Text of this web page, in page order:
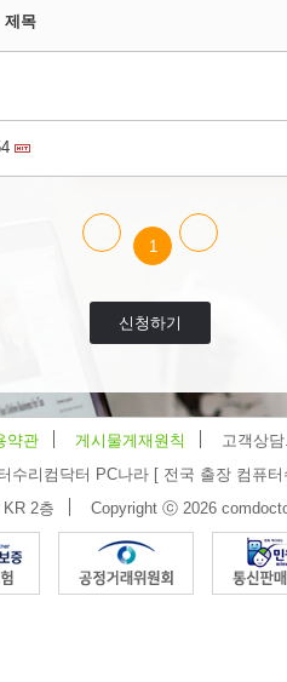
제목
1
신청하기
약관 게시물게재원칙 고객상
수리컴닥터 PC나라 [ 전국 출장 컴퓨
2층
Copyright ⓒ 2026